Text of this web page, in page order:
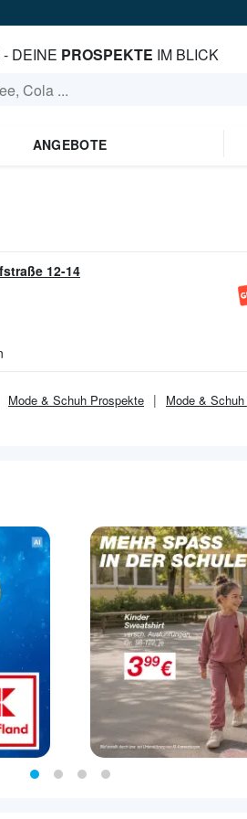
- DEINE PROSPEKTE IM BLICK
ANGEBOTE
12-14
Mode & Schuh Prospekte Mode & Schuh